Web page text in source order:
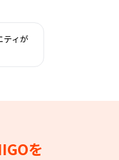
ティが
を